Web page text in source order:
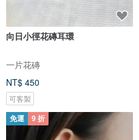
向日小徑花磚耳環
一片花磚
NT$ 450
可客製
免運 9 折